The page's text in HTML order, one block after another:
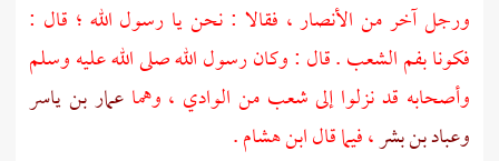
ورجل آخر من الأنصار، فقالا : نحن يا رسول الله ؛ قال :
فكونا بفم الشعب . قال : وكان رسول الله صلى الله عليه وسلم
وأصحابه قد نزلوا إلى شعب من الوادي ، وهماعمار بن ياسر
وعباد بن بشر، فيما قالابن هشام.